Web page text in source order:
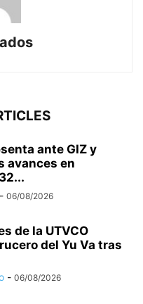
ante GIZ y
avances en
- 06/08/2026
de la UTVCO
del Yu Va tras
- 06/08/2026